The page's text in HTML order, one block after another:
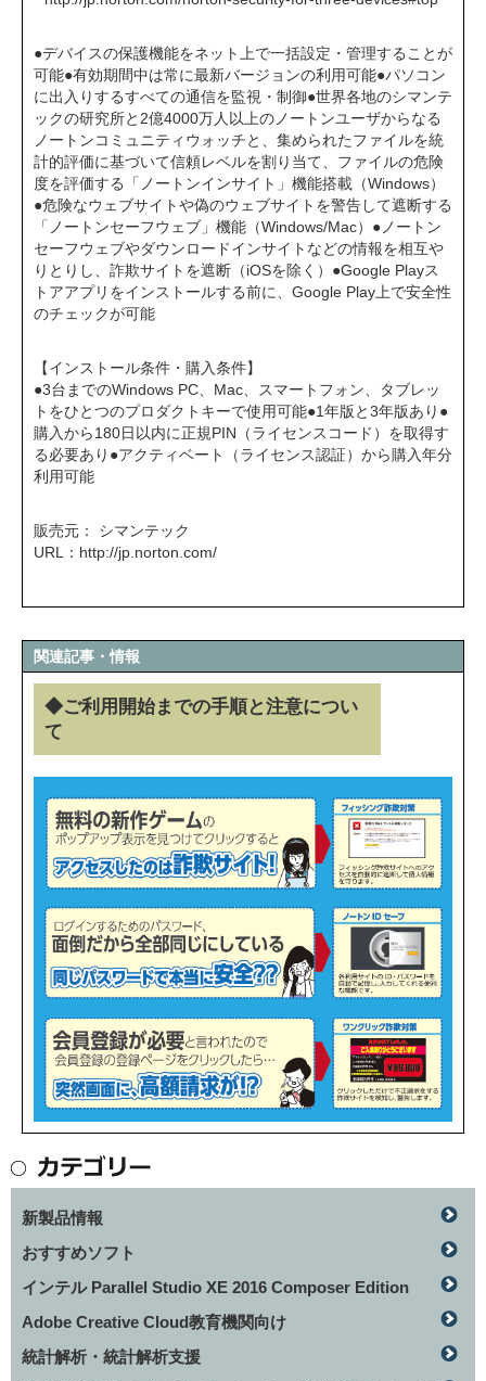
●デバイスの保護機能をネット上で一括設定・管理することが
可能●有効期間中は常に最新バージョンの利用可能●パソコン
に出入りするすべての通信を監視・制御●世界各地のシマンテ
ックの研究所と2億4000万人以上のノートンユーザからなる
ノートンコミュニティウォッチと、集められたファイルを統
計的評価に基づいて信頼レベルを割り当て、ファイルの危険
度を評価する「ノートンインサイト」機能搭載（Windows）
●危険なウェブサイトや偽のウェブサイトを警告して遮断する
「ノートンセーフウェブ」機能（Windows/Mac）●ノートン
セーフウェブやダウンロードインサイトなどの情報を相互や
りとりし、詐欺サイトを遮断（iOSを除く）●Google Playス
トアアプリをインストールする前に、Google Play上で安全性
のチェックが可能
【インストール条件・購入条件】
●3台までのWindows PC、Mac、スマートフォン、タブレッ
トをひとつのプロダクトキーで使用可能●1年版と3年版あり●
購入から180日以内に正規PIN（ライセンスコード）を取得す
る必要あり●アクティベート（ライセンス認証）から購入年分
利用可能
販売元： シマンテック
URL： http://jp.norton.com/
関連記事・情報
◆ご利用開始までの手順と注意につい
て
新製品情報
おすすめソフト
インテル Parallel Studio XE 2016 Composer Edition
Adobe Creative Cloud教育機関向け
統計解析・統計解析支援